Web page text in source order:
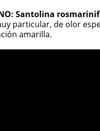
Santolina
particular, de olor
amarilla.